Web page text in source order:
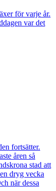
för varje år.
var det
fortsätter.
åren så
stad att
dryg vecka
när dessa